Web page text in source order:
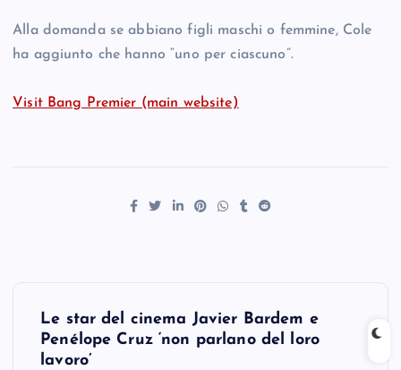
Alla domanda se abbiano figli maschi o femmine, Cole
ha aggiunto che hanno “uno per ciascuno”.
Visit Bang Premier (main website)
Le star del cinema Javier Bardem e
Penélope Cruz ‘non parlano del loro
lavoro’